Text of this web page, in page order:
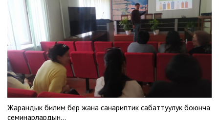
Жарандык билим берүү жана санариптик сабаттуулук боюнча
семинарлардын…